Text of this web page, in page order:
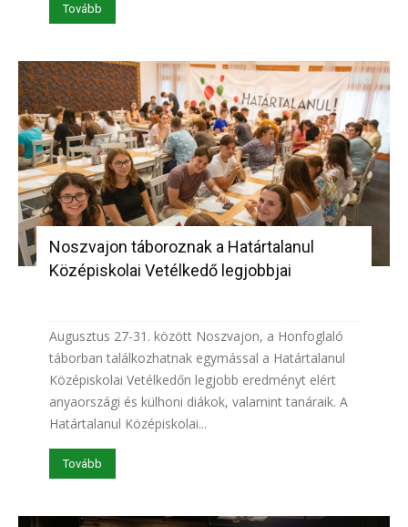
Tovább
Noszvajon táboroznak a Határtalanul
Középiskolai Vetélkedő legjobbjai
Augusztus 27-31. között Noszvajon, a Honfoglaló
táborban találkozhatnak egymással a Határtalanul
Középiskolai Vetélkedőn legjobb eredményt elért
anyaországi és külhoni diákok, valamint tanáraik. A
Határtalanul Középiskolai...
Tovább